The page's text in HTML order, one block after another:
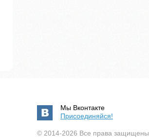
Мы Вконтакте
Присоединяйся!
© 2014-2026 Все права защищены.